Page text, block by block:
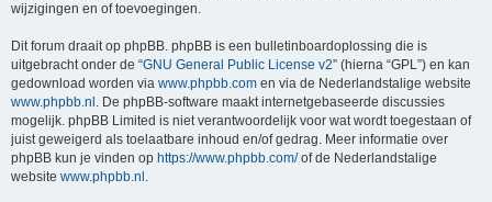
wijzigingen en of toevoegingen.
Dit forum draait op phpBB. phpBB is een bulletinboardoplossing die is
uitgebracht onder de “GNU General Public License v2” (hierna “GPL”) en kan
gedownload worden via www.phpbb.com en via de Nederlandstalige website
www.phpbb.nl . De phpBB-software maakt internetgebaseerde discussies
mogelijk. phpBB Limited is niet verantwoordelijk voor wat wordt toegestaan of
juist geweigerd als toelaatbare inhoud en/of gedrag. Meer informatie over
phpBB kun je vinden op https://www.phpbb.com/of de Nederlandstalige
website www.phpbb.nl .